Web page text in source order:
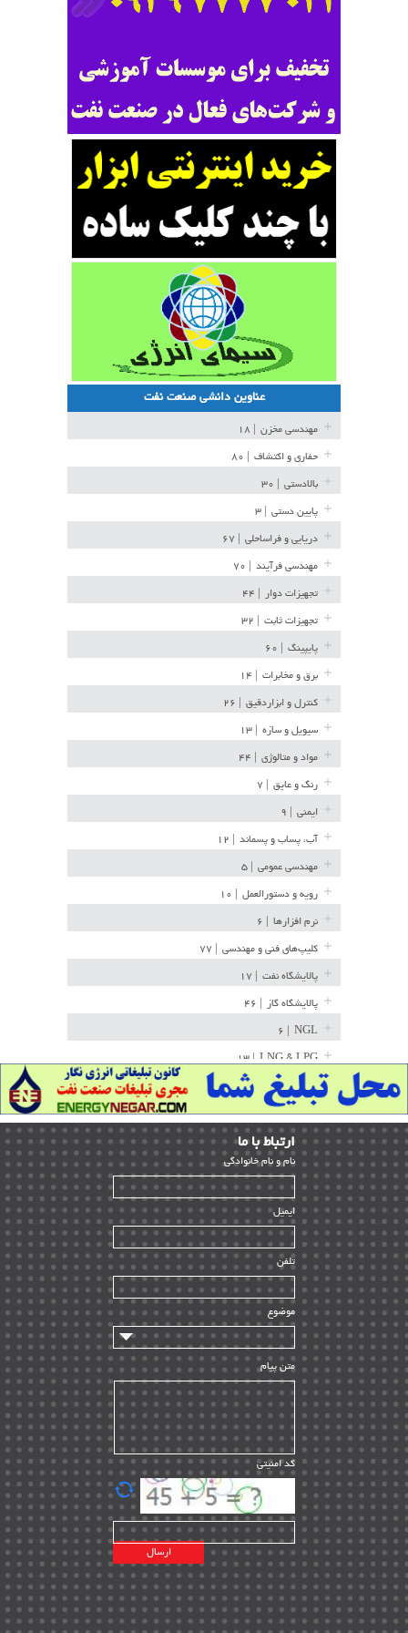
عناوین دانشی صنعت نفت
مهندسی مخزن
حفاری و اکتشاف
بالادستی
پایین دستی
دریایی و فراساحلی
مهندسی فرآیند
تجهیزات دوار
تجهیزات ثابت
پایپینگ
برق و مخابرات
کنترل و ابزاردقیق
سیویل و سازه
مواد و متالوژی
رنگ و عایق
ایمنی
آب، پساب و پسماند
مهندسی عمومی
رویه و دستورالعمل
نرم افزارها
کلیپ‌های فنی و مهندسی
پالایشگاه نفت
پالایشگاه گاز
NGL
LNG & LPG | ۱۳
خط لوله | ۳۶
مخازن ذخیره | ۱۵
پتروشیمی | ۱۴
بازرسی و QC | ۱۵
HSE | ۳۹
ساخت و نصب | ۱۲
راه اندازی | ۹
سازندگان و تامین کنندگان | ۱۰
تامین مالی و سرمایه گذاری | ۳۲
ماشین آلات
مدیریت پروژه
مدیریت دانش
مدیریت سازمانی و عمومی | ۲
تأمین کالا | ۱۳
EPC | ۲۰
پیمانکاران بین المللی | ۸
اطلاعات انرژی کشورها | ۱۴
پروژه های خارجی | ۱۵
نقشه های نفت و گاز خارجی | ۱۰
شرکت های نفتی | ۱۴
ارﺗﺒﺎط ﺑﺎ ما
ﻧﺎم و ﻧﺎم ﺧﺎﻧﻮادﮔﻰ
ایمیل
تلفن
موضوع
متن پیام
کد امنیتی